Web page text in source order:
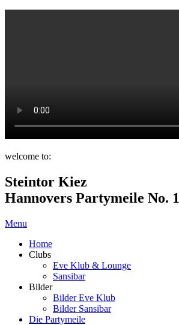
welcome to:
Steintor Kiez
Hannovers Partymeile No. 1
Menu
Home
Clubs
Eve Klub & Lounge
Sansibar
Bilder
Bilder Eve Klub
Bilder Sansibar
Die Partymeile